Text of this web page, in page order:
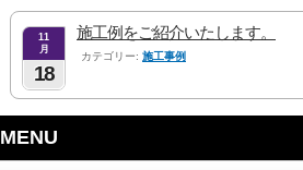
11
月
18
施工例をご紹介いたします。
カテゴリー: 施工事例
MENU